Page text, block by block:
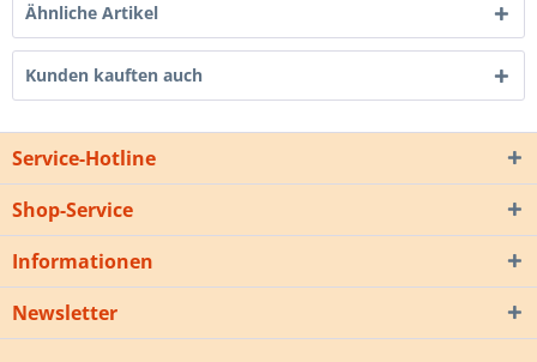
Ähnliche Artikel
Kunden kauften auch
Service-Hotline
Shop-Service
Informationen
Newsletter